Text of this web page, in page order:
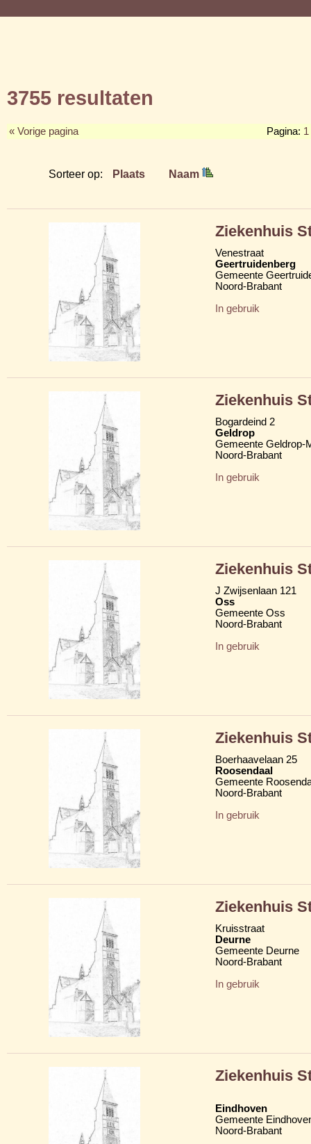
3755 resultaten
« Vorige pagina Pagina: 1
Sorteer op: Plaats Naam
Ziekenhuis
Venestraat
Geertruidenberg
Gemeente
Noord-Brabant
In gebruik
Ziekenhuis
Bogardeind 2
Geldrop
Gemeente Geldrop-
Noord-Brabant
In gebruik
Ziekenhuis
J Zwijsenlaan 121
Oss
Gemeente Oss
Noord-Brabant
In gebruik
Ziekenhuis
Boerhaavelaan 25
Roosendaal
Gemeente
Noord-Brabant
In gebruik
Ziekenhuis
Kruisstraat
Deurne
Gemeente Deurne
Noord-Brabant
In gebruik
Ziekenhuis
Eindhoven
Gemeente
Noord-Brabant